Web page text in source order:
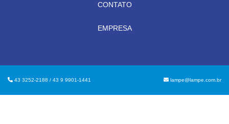
CONTATO
EMPRESA
43 3252-2188 / 43 9 9901-1441 lampe@lampe.com.br